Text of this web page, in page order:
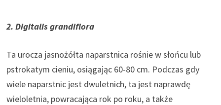
2. Digitalis grandiflora
Ta urocza jasnożółta naparstnica rośnie w słońcu lub
pstrokatym cieniu, osiągając 60-80 cm. Podczas gdy
wiele naparstnic jest dwuletnich, ta jest naprawdę
wieloletnia, powracająca rok po roku, a także